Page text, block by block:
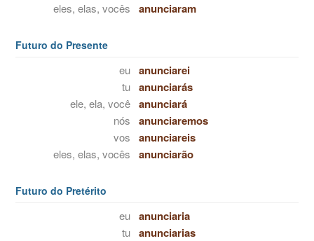
eles, elas, vocês anunciaram
Futuro do Presente
eu anunciarei
tu anunciarás
ele, ela, você anunciará
nós anunciaremos
vos anunciareis
eles, elas, vocês anunciarão
Futuro do Pretérito
eu anunciaria
tu anunciarias